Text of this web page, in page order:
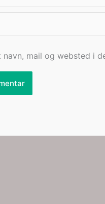
navn, mail og websted i